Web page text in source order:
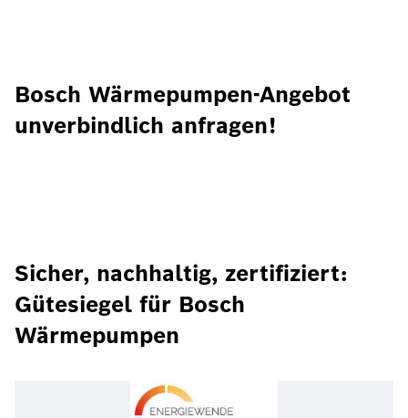
Bosch Wärmepumpen-Angebot
unverbindlich anfragen!
Sicher, nachhaltig, zertifiziert:
Gütesiegel für Bosch
Wärmepumpen